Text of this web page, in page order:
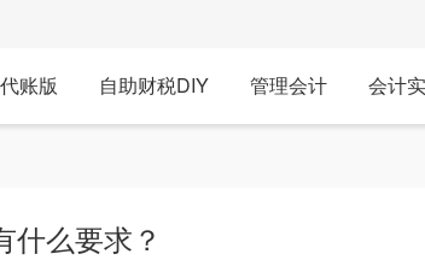
账版 自助财税DIY 管理会计 会计
什么要求？